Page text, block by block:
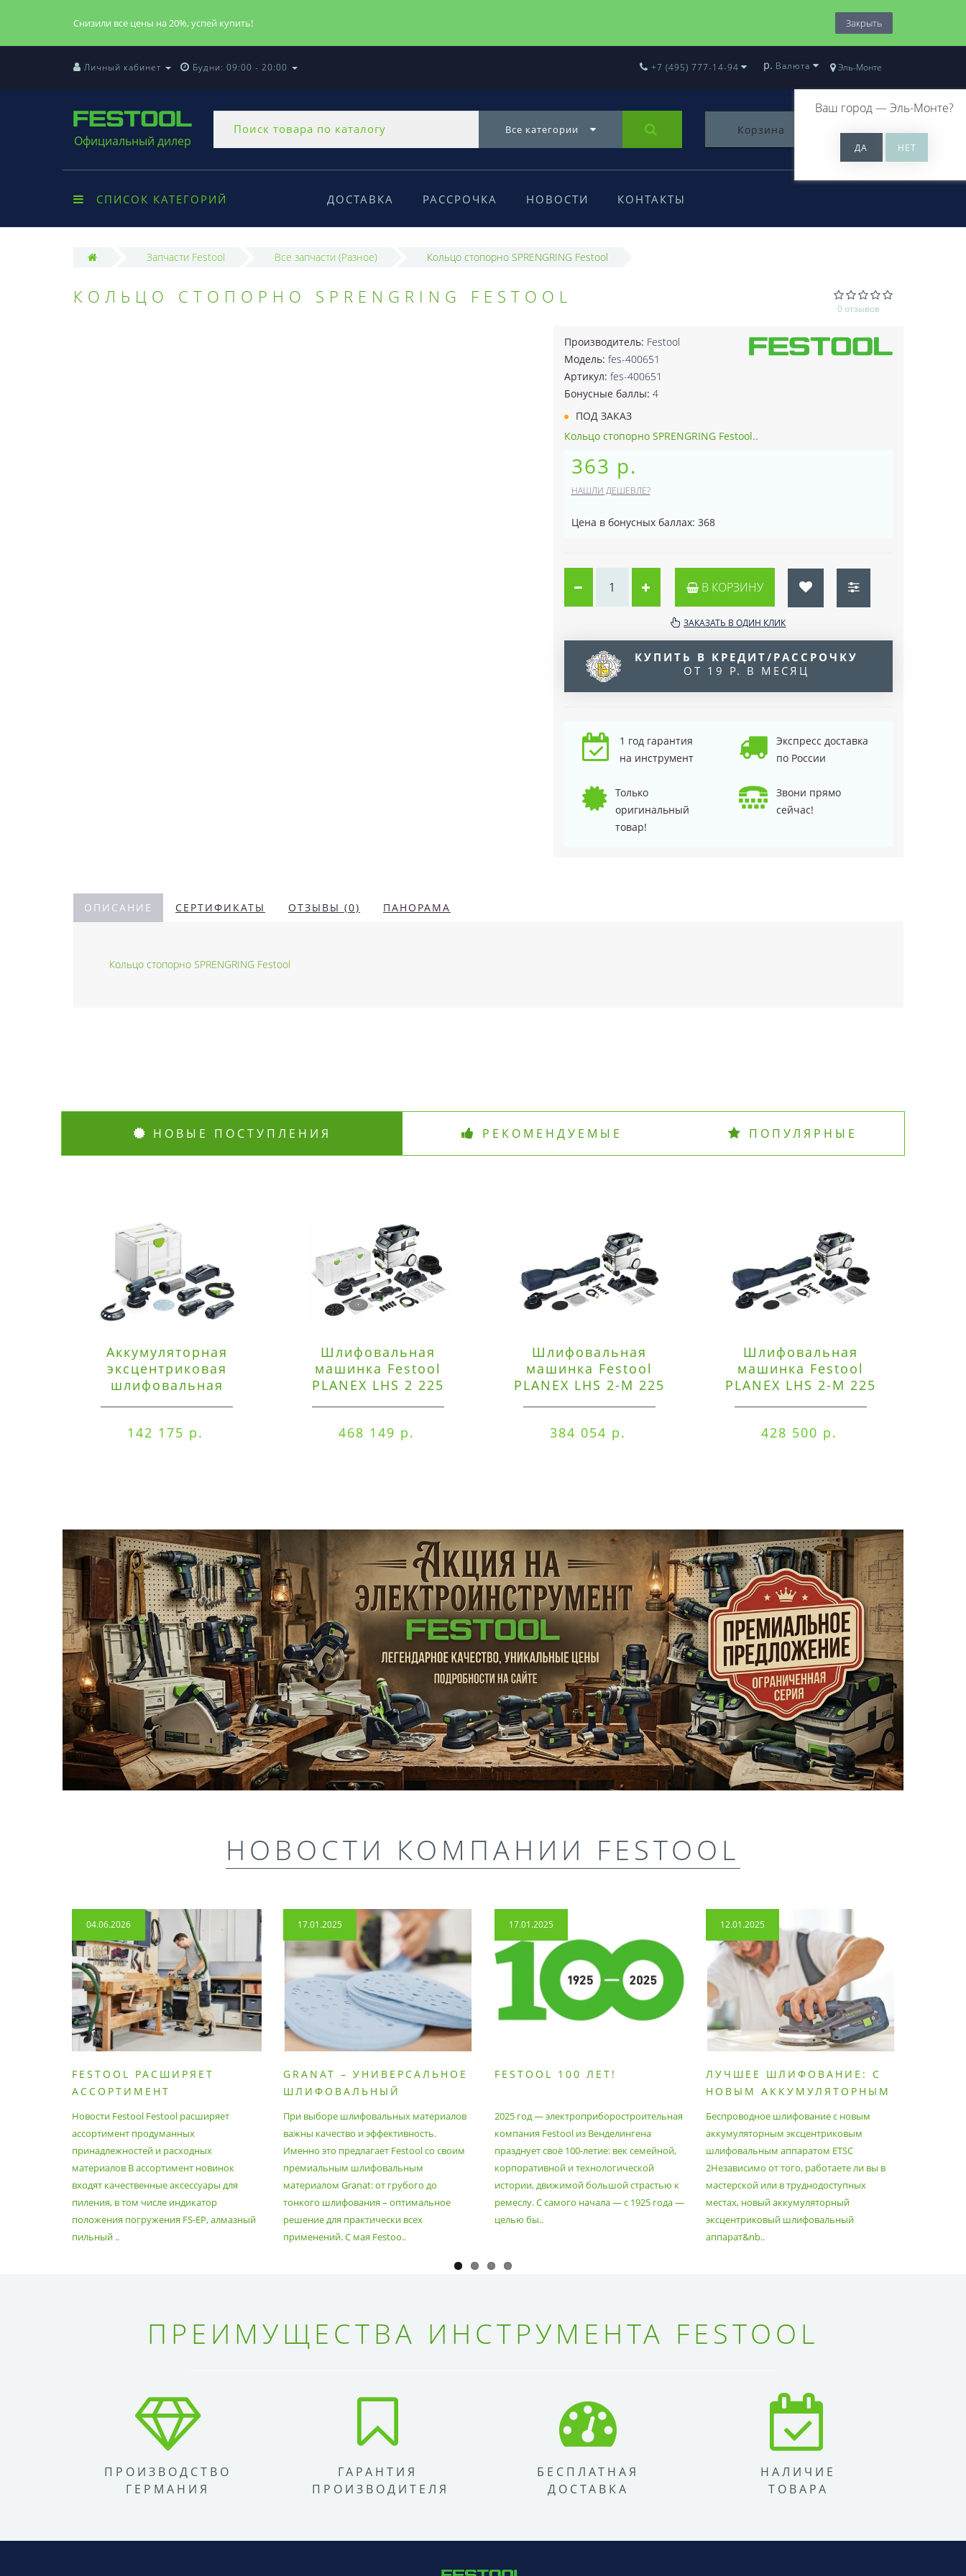
Снизили все цены на 20%, успей купить! Закрыть
Личный кабинет Будни: 09:00 - 20:00 Эль-Монте
Ваш город —Эль-Монте?
+7 (495) 777-14-94 р. Валюта
Официальный дилер
Все категории Корзина 0
СПИСОК КАТЕГОРИЙ ДОСТАВКА РАССРОЧКА НОВОСТИ КОНТАКТЫ
Запчасти Festool Все запчасти (Разное) Кольцо стопорно SPRENGRING Festool
КОЛЬЦО СТОПОРНО SPRENGRING FESTOOL
0 отзывов
Производитель: Festool
Модель: fes-400651
Артикул: fes-400651
Бонусные баллы: 4
ПОД ЗАКАЗ
Кольцо стопорно SPRENGRING Festool..
363 р.
НАШЛИ ДЕШЕВЛЕ?
Цена в бонусных баллах: 368
В КОРЗИНУ
ЗАКАЗАТЬ В ОДИН КЛИК
КУПИТЬ В КРЕДИТ/РАССРОЧКУ
ОТ 19 Р. В МЕСЯЦ
1 год гарантия
на инструмент
Экспресс доставка
по России
Только
оригинальный
товар!
Звони прямо
сейчас!
ОПИСАНИЕ СЕРТИФИКАТЫ ОТЗЫВЫ (0) ПАНОРАМА
Кольцо стопорно SPRENGRING Festool
НОВЫЕ ПОСТУПЛЕНИЯ РЕКОМЕНДУЕМЫЕ ПОПУЛЯРНЫЕ
Аккумуляторная
эксцентриковая
шлифовальная
142 175 р.
Шлифовальная
машинка Festool
PLANEX LHS 2 225
468 149 р.
Шлифовальная
машинка Festool
PLANEX LHS 2-M 225
384 054 р.
Шлифовальная
машинка Festool
PLANEX LHS 2-M 225
428 500 р.
НОВОСТИ КОМПАНИИ FESTOOL
04.06.2026
FESTOOL РАСШИРЯЕТ
АССОРТИМЕНТ
ПРИНАДЛЕЖНОСТЕЙ И
РАСХОДНЫХ МАТЕРИАЛОВ
Новости Festool Festool расширяет
ассортимент продуманных
принадлежностей и расходных
материалов В ассортимент новинок
входят качественные аксессуары для
пиления, в том числе индикатор
положения погружения FS-EP, алмазный
пильный ..
17.01.2025
GRANAT – УНИВЕРСАЛЬНОЕ
ШЛИФОВАЛЬНЫЙ
При выборе шлифовальных материалов
важны качество и эффективность.
Именно это предлагает Festool со своим
премиальным шлифовальным
материалом Granat: от грубого до
тонкого шлифования – оптимальное
решение для практически всех
применений. С мая Festoo..
17.01.2025
FESTOOL 100 ЛЕТ!
2025 год — электроприборостроительная
компания Festool из Венделингена
празднует своё 100-летие: век семейной,
корпоративной и технологической
истории, движимой большой страстью к
ремеслу. С самого начала — с 1925 года —
целью бы..
12.01.2025
ЛУЧШЕЕ ШЛИФОВАНИЕ: С
НОВЫМ АККУМУЛЯТОРНЫМ
АППАРАТОМ ETSC2
Беспроводное шлифование с новым
аккумуляторным эксцентриковым
шлифовальным аппаратом ETSC
2Независимо от того, работаете ли вы в
мастерской или в труднодоступных
местах, новый аккумуляторный
эксцентриковый шлифовальный
аппарат&nb..
ПРЕИМУЩЕСТВА ИНСТРУМЕНТА FESTOOL
ПРОИЗВОДСТВО
ГЕРМАНИЯ
ГАРАНТИЯ
ПРОИЗВОДИТЕЛЯ
БЕСПЛАТНАЯ
ДОСТАВКА
НАЛИЧИЕ
ТОВАРА